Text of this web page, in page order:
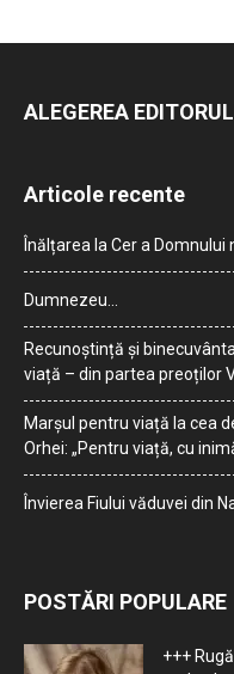
ALEGEREA
Articole recente
Înălțarea la Cer a Domnului
Dumnezeu…
Recunoștință și
viață – din partea preoților
Marșul pentru viață la cea
Orhei: „Pentru viață, cu
Învierea Fiului văduvei din
POSTĂRI POPULARE
+++